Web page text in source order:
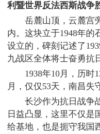
利暨世界反法西斯战争
岳麓山顶，云麓宫
内。这块立于1948年的
设立的，碑刻记述了
九战区全体将士奋勇抗
1938年10月，历时
月，仅仅53天，南昌失
长沙作为抗日战争
日益凸显，这里不仅是
给基地，也是扼守我国